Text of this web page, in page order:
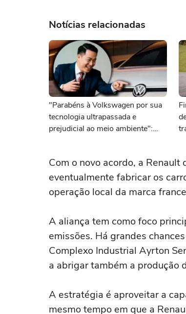
Notícias relacionadas
"Parabéns à Volkswagen por sua
tecnologia ultrapassada e
prejudicial ao meio ambiente":
mais recente
Com o novo acordo, a
eventualmente fabricar os
operação local da marca
A aliança tem como foco
emissões. Há grandes
Complexo Industrial Ayrton
a abrigar também a produção
A estratégia é aproveitar a
mesmo tempo em que a